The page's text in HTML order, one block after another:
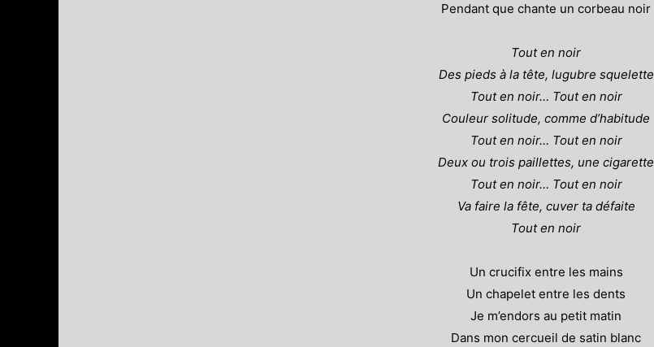
Pendant que chante un corbeau noir
Tout en noir
Des pieds à la tête, lugubre squelette
Tout en noir… Tout en noir
Couleur solitude, comme d’habitude
Tout en noir… Tout en noir
Deux ou trois paillettes, une cigarette
Tout en noir… Tout en noir
Va faire la fête, cuver ta défaite
Tout en noir
Un crucifix entre les mains
Un chapelet entre les dents
Je m’endors au petit matin
Dans mon cercueil de satin blanc